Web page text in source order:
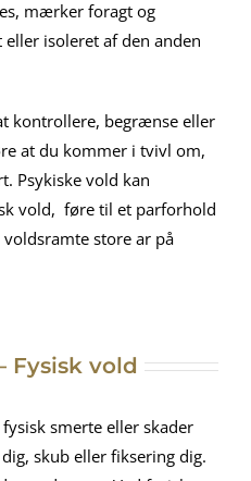
mærker foragt og
isoleret af den anden
kontrollere, begrænse eller
at du kommer i tvivl om,
Psykiske vold kan
vold, føre til et parforhold
store ar på
Fysisk vold
smerte eller skader
skub eller fiksering dig.